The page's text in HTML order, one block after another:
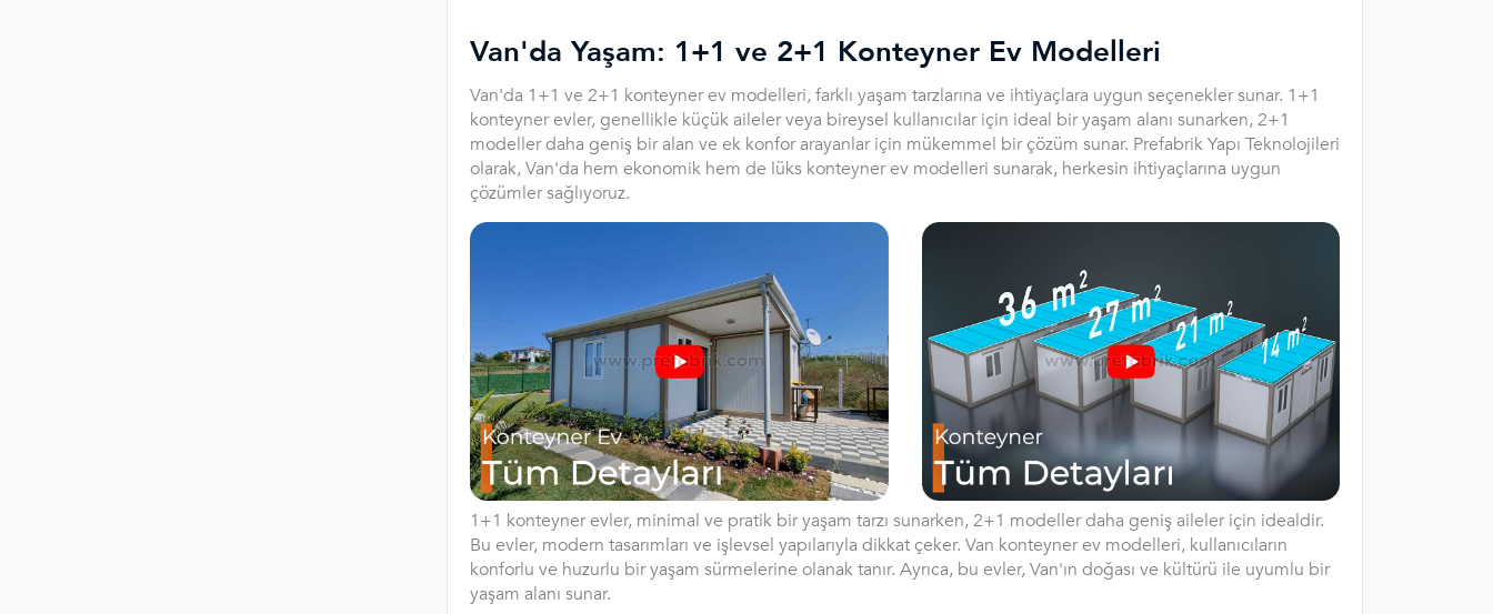
Van'da Yaşam: 1+1 ve 2+1 Konteyner Ev Modelleri
Van'da 1+1 ve 2+1 konteyner ev modelleri, farklı yaşam tarzlarına ve ihtiyaçlara uygun seçenekler sunar. 1+1
konteyner evler, genellikle küçük aileler veya bireysel kullanıcılar için ideal bir yaşam alanı sunarken, 2+1
modeller daha geniş bir alan ve ek konfor arayanlar için mükemmel bir çözüm sunar. Prefabrik Yapı Teknolojileri
olarak, Van'da hem ekonomik hem de lüks konteyner ev modelleri sunarak, herkesin ihtiyaçlarına uygun
çözümler sağlıyoruz.
1+1 konteyner evler, minimal ve pratik bir yaşam tarzı sunarken, 2+1 modeller daha geniş aileler için idealdir.
Bu evler, modern tasarımları ve işlevsel yapılarıyla dikkat çeker. Van konteyner ev modelleri, kullanıcıların
konforlu ve huzurlu bir yaşam sürmelerine olanak tanır. Ayrıca, bu evler, Van'ın doğası ve kültürü ile uyumlu bir
yaşam alanı sunar.